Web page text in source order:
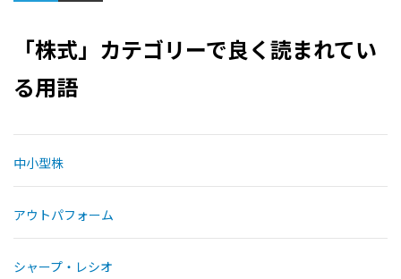
「株式」カテゴリーで良く読まれてい
る用語
中小型株
アウトパフォーム
シャープ・レシオ